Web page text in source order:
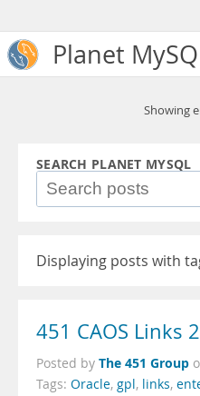
Planet
Showing
SEARCH PLANET MYSQL
Displaying posts with
451 CAOS Links
Posted by The 451 Group
Tags: Oracle, gpl, links,